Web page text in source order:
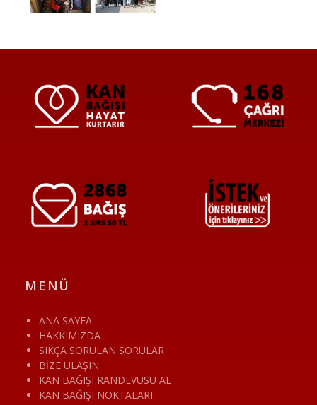
MENÜ
ANA SAYFA
HAKKIMIZDA
SIKÇA SORULAN SORULAR
BİZE ULAŞIN
KAN BAĞIŞI RANDEVUSU AL
KAN BAĞIŞI NOKTALARI